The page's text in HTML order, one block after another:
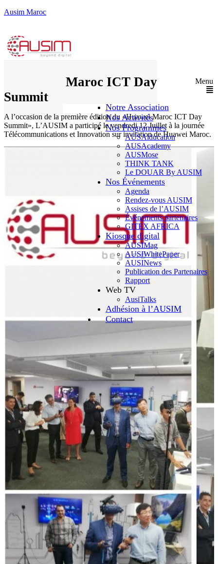
Ausim Maroc
Menu
Notre Association
Nos Activités
Nos Programmes
AUSAiducation
AUSAcademy
AUSMose
THINK TANK
Le DOUAR By AUSIM
Nos Événements
Agenda
Rendez-vous AUSIM
Assises de l’AUSIM
Événements partenaires
GITEX AFRICA
Kiosque digital
AUSIMag
AUSIWhitePaper
AUSINews
Publication des Partenaires
Rapport
Web TV
AusiTalks
Adhésion à l’AUSIM
Contact
Huawei Maroc ICT Day
Summit
A l’occasion de la première édition du «Huawei Maroc ICT Day
Summit», L’AUSIM a participé le vendredi 12 Juillet à la journée
Télécommunications et Innovation sur invitation de Huawei Maroc.